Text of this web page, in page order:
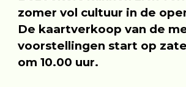
zomer vol cultuur in de
De kaartverkoop van de
voorstellingen start op
om 10.00 uur.